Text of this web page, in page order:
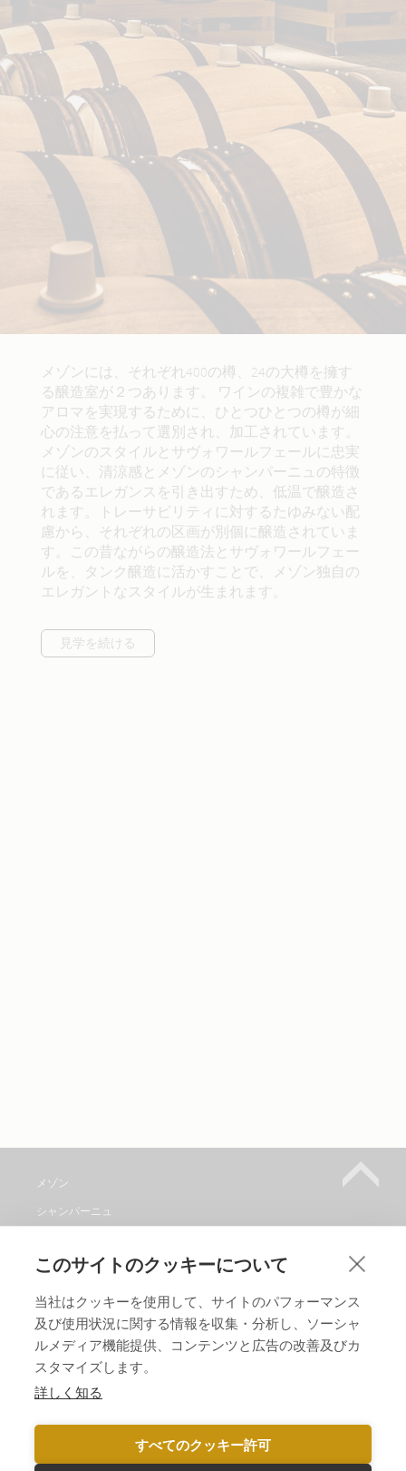
このサイトのクッキーについて
当社はクッキーを使用して、サイトのパフォーマンス
及び使用状況に関する情報を収集・分析し、ソーシャ
ルメディア機能提供、コンテンツと広告の改善及びカ
スタマイズします。
詳しく知る
すべてのクッキー許可
メゾンには、それぞれ400の樽、24の大樽を擁す
る醸造室が２つあります。 ワインの複雑で豊かな
アロマを実現するために、ひとつひとつの樽が細
心の注意を払って選別され、加工されています。
メゾンのスタイルとサヴォワールフェールに忠実
に従い、清涼感とメゾンのシャンパーニュの特徴
であるエレガンスを引き出すため、低温で醸造さ
れます。トレーサビリティに対するたゆみない配
慮から、それぞれの区画が別個に醸造されていま
す。この昔ながらの醸造法とサヴォワールフェー
ルを、タンク醸造に活かすことで、メゾン独自の
エレガントなスタイルが生まれます。
見学を続ける
メゾン
シャンパーニュ
見学
コンタクト
メゾンをフォローしてください。
言語 :